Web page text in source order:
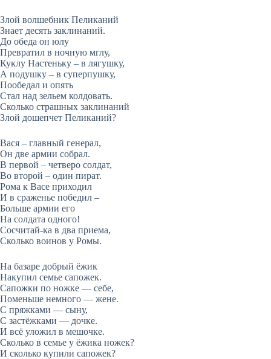
Злой волшебник Пеликаний
Знает десять заклинаний.
До обеда он юлу
Превратил в ночную мглу,
Куклу Настеньку – в лягушку,
А подушку – в суперпушку,
Пообедал и опять
Стал над зельем колдовать.
Сколько страшных заклинаний
Злой дошепчет Пеликаний?
Вася – главный генерал,
Он две армии собрал.
В первой – четверо солдат,
Во второй – один пират.
Рома к Васе приходил
И в сраженье победил –
Больше армии его
На солдата одного!
Сосчитай-ка в два приема,
Сколько воинов у Ромы.
На базаре добрый ёжик
Накупил семье сапожек.
Сапожки по ножке — себе,
Поменьше немного — жене.
С пряжками — сыну,
С застёжками — дочке.
И всё уложил в мешочке.
Сколько в семье у ёжика ножек?
И сколько купили сапожек?